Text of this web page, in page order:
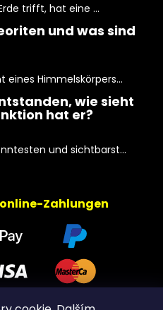
trifft, hat eine ...
und was sind
eines Himmelskörpers...
wie sieht
hat er?
und sichtbarst...
Zahlungen